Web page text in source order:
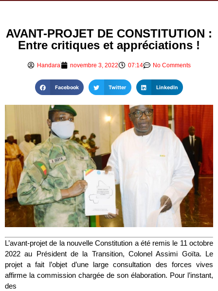
AVANT-PROJET DE CONSTITUTION :
Entre critiques et appréciations !
Handara novembre 3, 2022 07:14 No Comments
Facebook Twitter LinkedIn
L’avant-projet de la nouvelle Constitution a été remis le 11 octobre
2022 au Président de la Transition, Colonel Assimi Goïta. Le
projet a fait l’objet d’une large consultation des forces vives
affirme la commission chargée de son élaboration. Pour l’instant,
des